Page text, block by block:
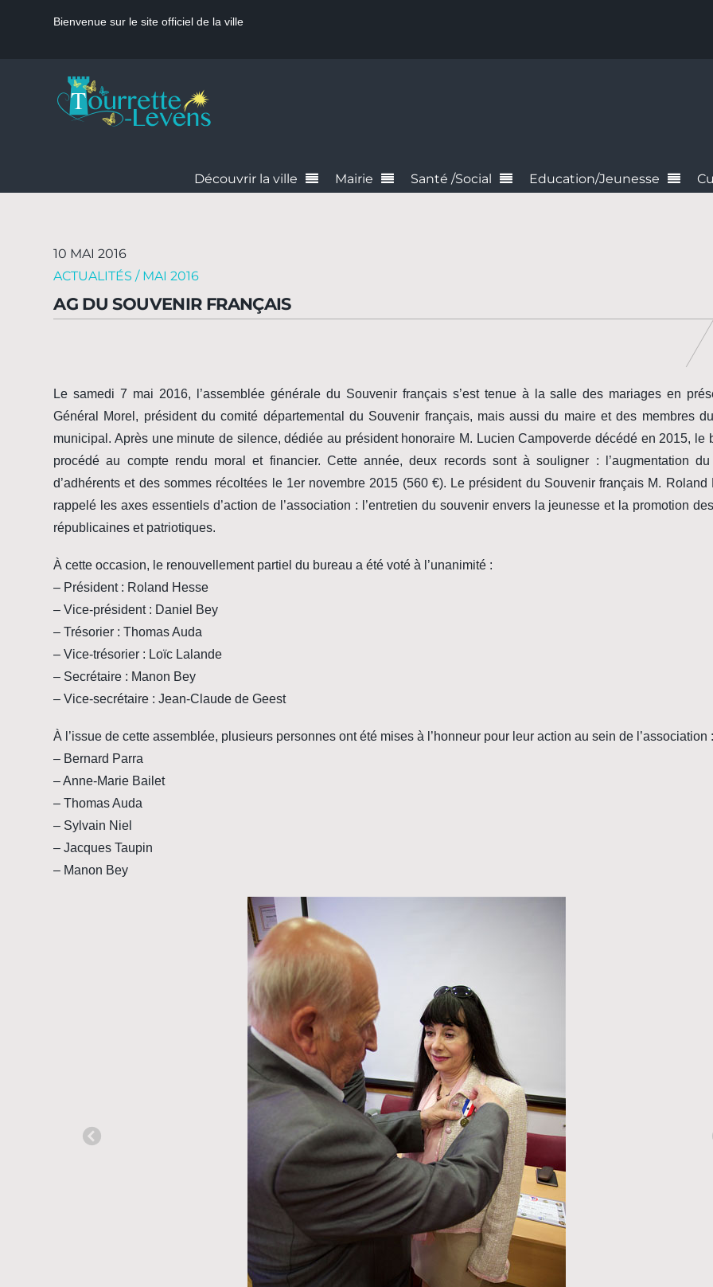
Bienvenue sur le site officiel de la ville
Découvrir la ville Mairie Santé /Social Education/Jeunesse
10 MAI 2016
ACTUALITÉS / MAI 2016
AG DU SOUVENIR FRANÇAIS
Le samedi 7 mai 2016, l’assemblée générale du Souvenir français s’est tenue à la salle des mariages en
Général Morel, président du comité départemental du Souvenir français, mais aussi du maire et des membres
municipal. Après une minute de silence, dédiée au président honoraire M. Lucien Campoverde décédé en 2015, le
procédé au compte rendu moral et financier. Cette année, deux records sont à souligner : l’augmentation du
d’adhérents et des sommes récoltées le 1er novembre 2015 (560 €). Le président du Souvenir français M. Roland
rappelé les axes essentiels d’action de l’association : l’entretien du souvenir envers la jeunesse et la promotion
républicaines et patriotiques.
À cette occasion, le renouvellement partiel du bureau a été voté à l’unanimité :
– Président : Roland Hesse
– Vice-président : Daniel Bey
– Trésorier : Thomas Auda
– Vice-trésorier : Loïc Lalande
– Secrétaire : Manon Bey
– Vice-secrétaire : Jean-Claude de Geest
À l’issue de cette assemblée, plusieurs personnes ont été mises à l’honneur pour leur action au sein de l’association
– Bernard Parra
– Anne-Marie Bailet
– Thomas Auda
– Sylvain Niel
– Jacques Taupin
– Manon Bey